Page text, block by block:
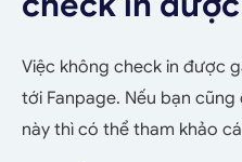
Việc không check in được
tới Fanpage. Nếu bạn
này thì có thể tham khảo